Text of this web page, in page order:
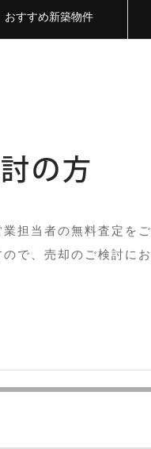
おすすめ新築物件
の方
担当者の無料査定をご
で、売却のご検討にお